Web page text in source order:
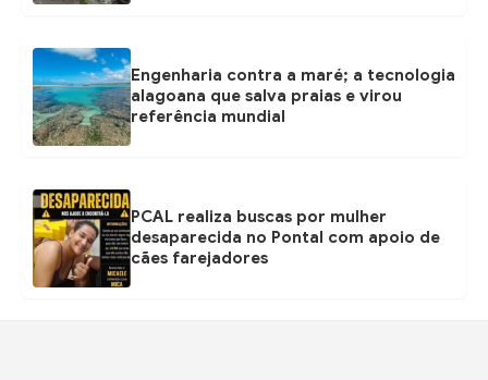
Engenharia contra a maré; a tecnologia
alagoana que salva praias e virou
referência mundial
PCAL realiza buscas por mulher
desaparecida no Pontal com apoio de
cães farejadores